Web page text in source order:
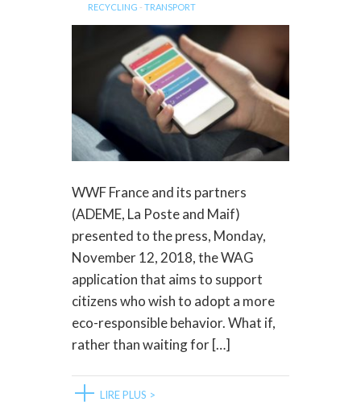
RECYCLING - TRANSPORT
WWF France and its partners
(ADEME, La Poste and Maif)
presented to the press, Monday,
November 12, 2018, the WAG
application that aims to support
citizens who wish to adopt a more
eco-responsible behavior. What if,
rather than waiting for […]
LIRE PLUS >